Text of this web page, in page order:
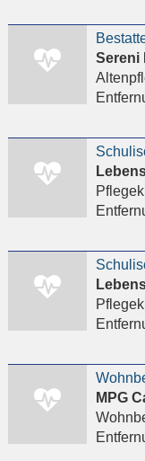
Sereni
MPG